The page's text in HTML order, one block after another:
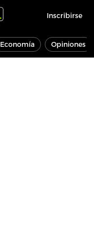
Inscribirse
Economía Opiniones